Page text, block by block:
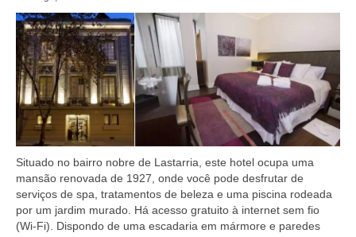
Situado no bairro nobre de Lastarria, este hotel ocupa uma
mansão renovada de 1927, onde você pode desfrutar de
serviços de spa, tratamentos de beleza e uma piscina rodeada
por um jardim murado. Há acesso gratuito à internet sem fio
(Wi-Fi). Dispondo de uma escadaria em mármore e paredes